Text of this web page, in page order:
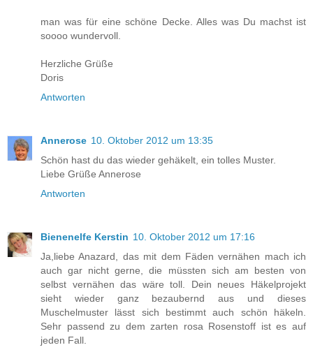
man was für eine schöne Decke. Alles was Du machst ist
soooo wundervoll.
Herzliche Grüße
Doris
Antworten
Annerose 10. Oktober 2012 um 13:35
Schön hast du das wieder gehäkelt, ein tolles Muster.
Liebe Grüße Annerose
Antworten
Bienenelfe Kerstin 10. Oktober 2012 um 17:16
Ja,liebe Anazard, das mit dem Fäden vernähen mach ich
auch gar nicht gerne, die müssten sich am besten von
selbst vernähen das wäre toll. Dein neues Häkelprojekt
sieht wieder ganz bezaubernd aus und dieses
Muschelmuster lässt sich bestimmt auch schön häkeln.
Sehr passend zu dem zarten rosa Rosenstoff ist es auf
jeden Fall.